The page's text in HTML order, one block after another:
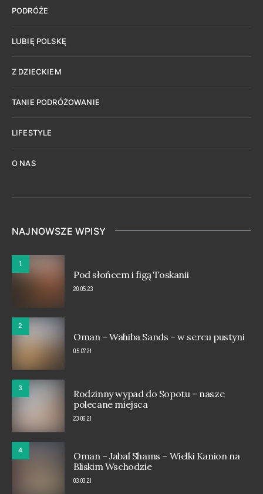
PODRÓŻE
LUBIĘ POLSKĘ
Z DZIECKIEM
TANIE PODRÓŻOWANIE
LIFESTYLE
O NAS
NAJNOWSZE WPISY
1
Pod słońcem i figą Toskanii
20.05.23
2
Oman – Wahiba Sands – w sercu pustyni
05.07.21
3
Rodzinny wypad do Sopotu – nasze
polecane miejsca
23.06.21
4
Oman – Jabal Shams – Wielki Kanion na
Bliskim Wschodzie
03.03.21